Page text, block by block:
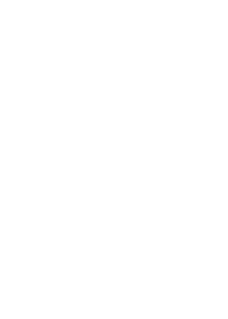
Dentro del debate
foco en la
en torno a este
El problema no es
que es
actuaciones que